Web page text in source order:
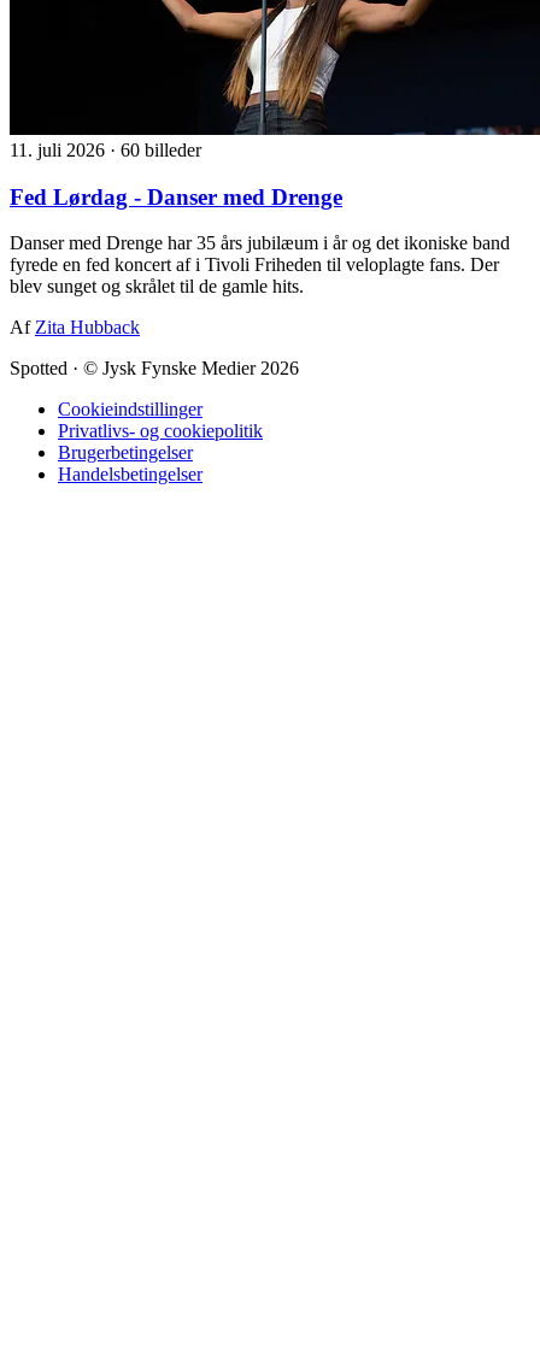
11. juli 2026 · 60 billeder
Fed Lørdag - Danser med Drenge
Danser med Drenge har 35 års jubilæum i år og det ikoniske band
fyrede en fed koncert af i Tivoli Friheden til veloplagte fans. Der
blev sunget og skrålet til de gamle hits.
Af Zita Hubback
Spotted · © Jysk Fynske Medier 2026
Cookieindstillinger
Privatlivs- og cookiepolitik
Brugerbetingelser
Handelsbetingelser